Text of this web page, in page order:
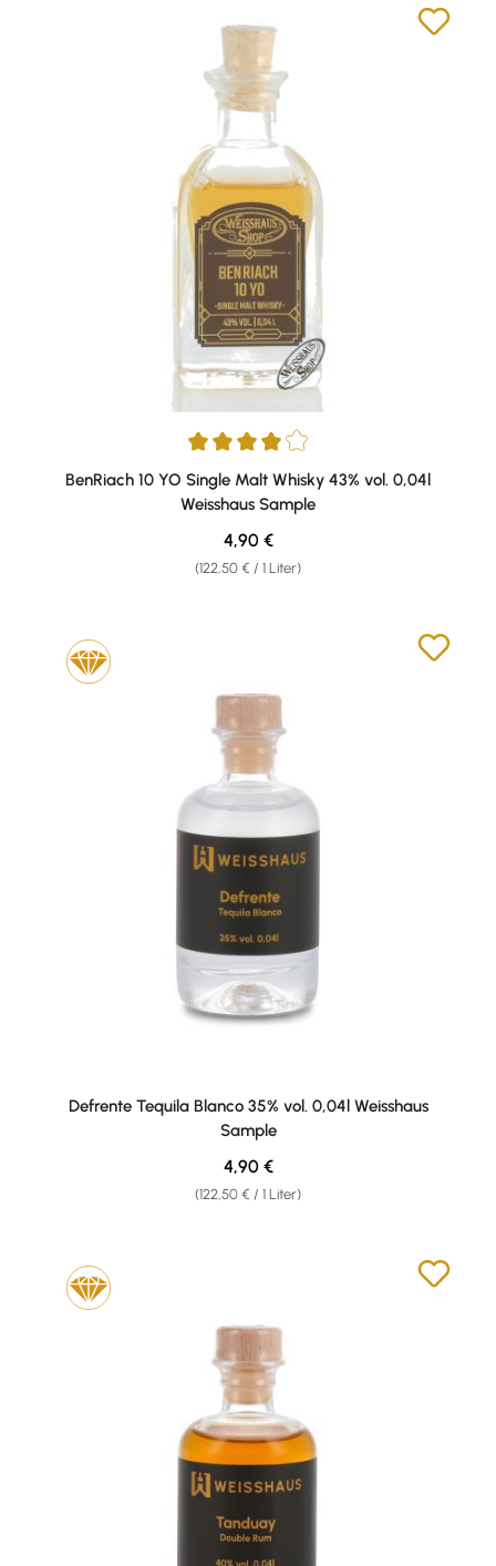
Durchschnittliche Bewertung von 4 von 5 Sternen
BenRiach 10 YO Single Malt Whisky 43% vol. 0,04l
Weisshaus Sample
(122,50 € / 1 Liter)
Regulärer Preis:
4,90 €
Defrente Tequila Blanco 35% vol. 0,04l Weisshaus
Sample
(122,50 € / 1 Liter)
Regulärer Preis:
4,90 €